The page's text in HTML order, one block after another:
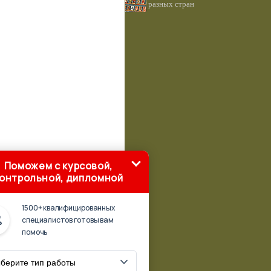
разных стран
Поможем с курсовой,
дипломной
1500+ квалифицированных
специалистов готовы вам
помочь